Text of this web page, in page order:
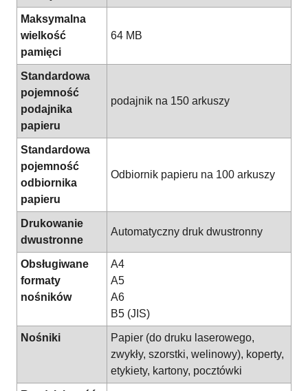
Maksymalna
wielkość
pamięci
64 MB
Standardowa
pojemność
podajnika
papieru
podajnik na 150 arkuszy
Standardowa
pojemność
odbiornika
papieru
Odbiornik papieru na 100 arkuszy
Drukowanie
dwustronne
Automatyczny druk dwustronny
Obsługiwane
formaty
nośników
A4
A5
A6
B5 (JIS)
Nośniki
Papier (do druku laserowego,
zwykły, szorstki, welinowy), koperty,
etykiety, kartony, pocztówki